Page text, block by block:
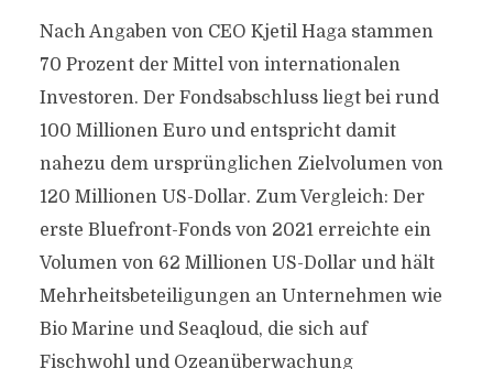
Nach Angaben von CEO Kjetil Haga stammen
70 Prozent der Mittel von internationalen
Investoren. Der Fondsabschluss liegt bei rund
100 Millionen Euro und entspricht damit
nahezu dem ursprünglichen Zielvolumen von
120 Millionen US-Dollar. Zum Vergleich: Der
erste Bluefront-Fonds von 2021 erreichte ein
Volumen von 62 Millionen US-Dollar und hält
Mehrheitsbeteiligungen an Unternehmen wie
Bio Marine und Seaqloud, die sich auf
Fischwohl und Ozeanüberwachung